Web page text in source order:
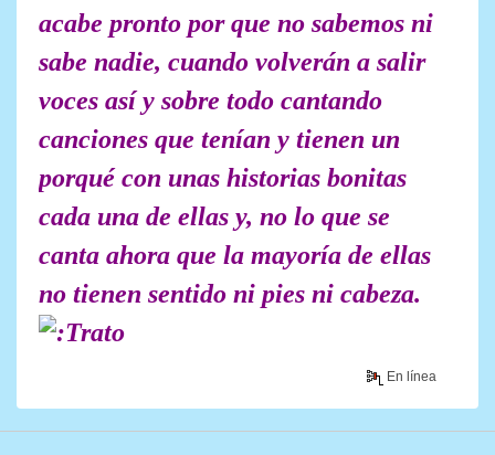
acabe pronto por que no sabemos ni
sabe nadie, cuando volverán a salir
voces así y sobre todo cantando
canciones que tenían y tienen un
porqué con unas historias bonitas
cada una de ellas y, no lo que se
canta ahora que la mayoría de ellas
no tienen sentido ni pies ni cabeza.
En línea